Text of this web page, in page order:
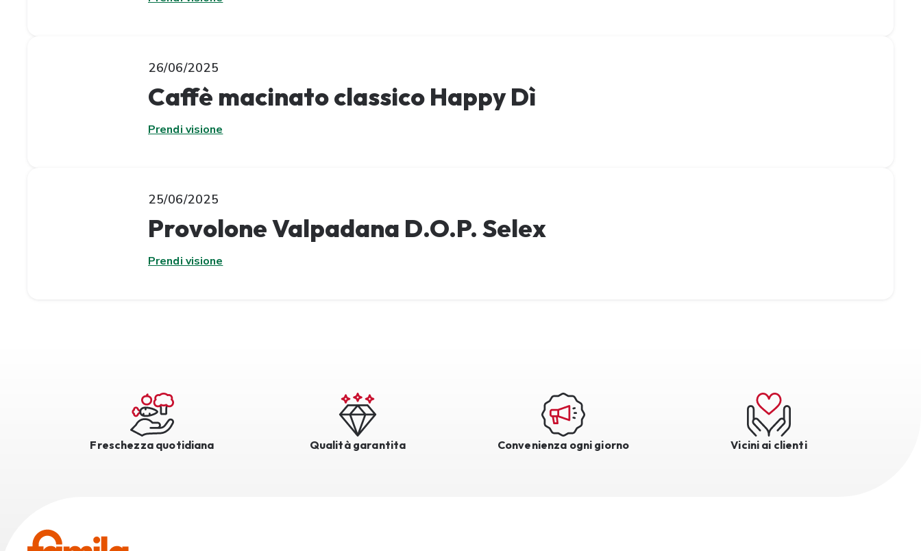
26/06/2025
Caffè macinato classico Happy Dì
Prendi visione
25/06/2025
Provolone Valpadana D.O.P. Selex
Prendi visione
Freschezza quotidiana Qualità garantita Convenienza ogni giorno Vicini ai clienti